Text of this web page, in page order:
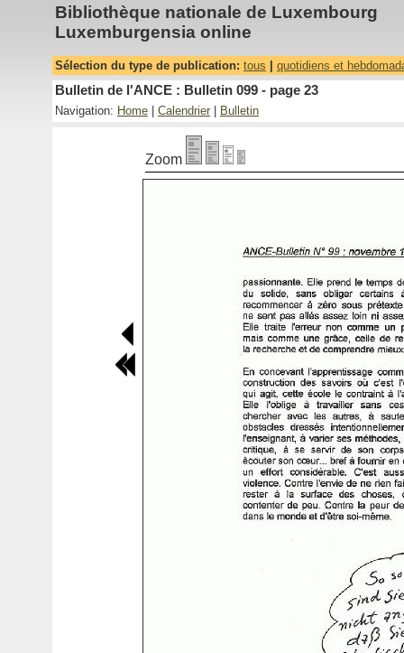
Bibliothèque nationale de Luxembourg
Luxemburgensia online
Sélection du type de publication: tous quotidiens et
Bulletin de l'ANCE : Bulletin 099 - page 23
Navigation: Home Calendrier Bulletin
Zoom